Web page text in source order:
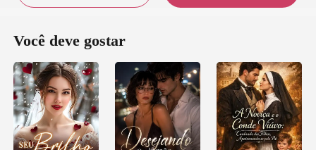
Você deve gostar